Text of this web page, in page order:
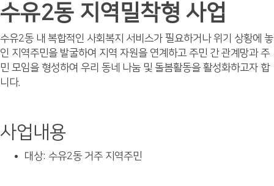
수유2동 지역밀착형 사업
수유2동 내 복합적인 사회복지 서비스가 필요하거나 위기 상황에 놓
인 지역주민을 발굴하여 지역 자원을 연계하고 주민 간 관계망과 주
민 모임을 형성하여 우리 동네 나눔 및 돌봄활동을 활성화하고자 합
니다.
사업내용
대상: 수유2동 거주 지역주민